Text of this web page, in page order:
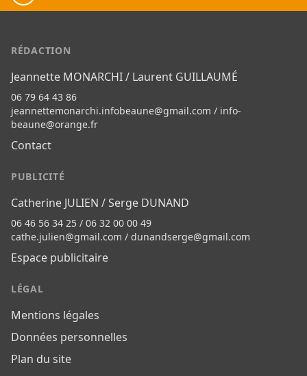
RÉDACTION
Jeannette MONARCHI / Laurent GUILLAUMÉ
06 79 64 43 86
jeannettemonarchi.infobeaune@gmail.com / info-
beaune@orange.fr
Contact
PUBLICITÉ
Catherine JULIEN / Serge DUNAND
06 46 56 34 25 / 06 32 00 00 49
cathe.julien@gmail.com / dunandserge@gmail.com
Espace publicitaire
LÉGAL
Mentions légales
Données personnelles
Plan du site